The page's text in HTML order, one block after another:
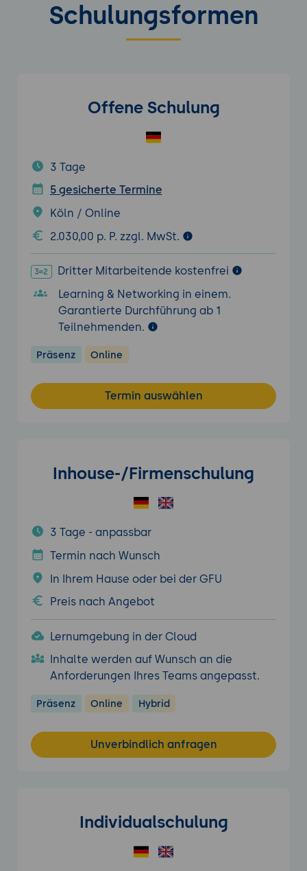
Schulungsformen
Offene Schulung
3 Tage
5 gesicherte Termine
Köln / Online
2.030,00 p. P. zzgl. MwSt.
Dritter Mitarbeitende kostenfrei
Learning & Networking in einem.
Garantierte Durchführung ab 1
Teilnehmenden.
Präsenz Online
Termin auswählen
Inhouse-/Firmenschulung
3 Tage - anpassbar
Termin nach Wunsch
In Ihrem Hause oder bei der GFU
Preis nach Angebot
Lernumgebung in der Cloud
Inhalte werden auf Wunsch an die
Anforderungen Ihres Teams angepasst.
Präsenz Online Hybrid
Unverbindlich anfragen
Individualschulung